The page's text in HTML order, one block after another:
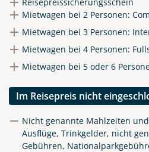
Mietwagen bei 2 Personen:
Mietwagen bei 3 Personen:
Mietwagen bei 4 Personen:
Mietwagen bei 5 oder 6
Im Reisepreis nicht
Nicht genannte Mahlzeiten
Ausflüge, Trinkgelder, nicht
Gebühren,